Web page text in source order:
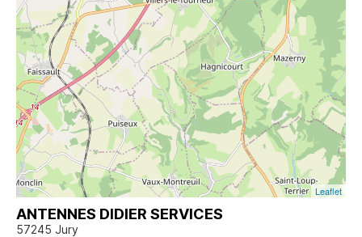
Leaflet
ANTENNES DIDIER SERVICES
57245 Jury